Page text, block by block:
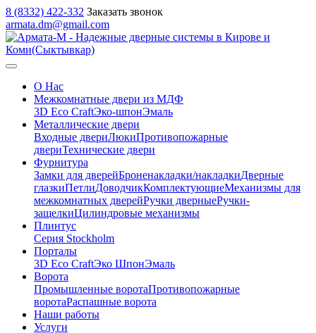
8 (8332) 422-332 Заказать звонок
armata.dm@gmail.com
О Нас
Межкомнатные двери из МДФ
3D Eco CraftЭко-шпонЭмаль
Металлические двери
Входные двериЛюкиПротивопожарные
двериТехнические двери
Фурнитура
Замки для дверейБроненакладки/накладкиДверные
глазкиПетлиДоводчикКомплектующиеМеханизмы для
межкомнатных дверейРучки дверныеРучки-
защелкиЦилиндровые механизмы
Плинтус
Серия Stockholm
Порталы
3D Eco CraftЭко ШпонЭмаль
Ворота
Промышленные воротаПротивопожарные
воротаРаспашные ворота
Наши работы
Услуги